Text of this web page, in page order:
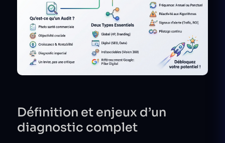
Définition et enjeux d’un
diagnostic complet